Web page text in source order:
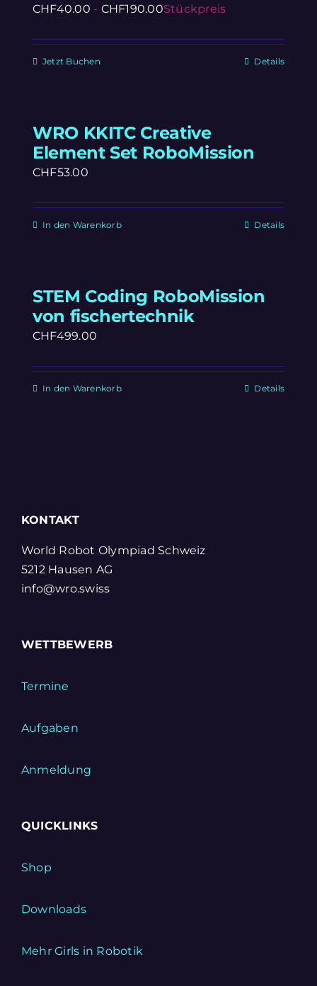
CHF40.00 - CHF190.00Stückpreis
Jetzt Buchen Details
WRO KKITC Creative
Element Set RoboMission
CHF53.00
In den Warenkorb Details
STEM Coding RoboMission
von fischertechnik
CHF499.00
In den Warenkorb Details
KONTAKT
World Robot Olympiad Schweiz
5212 Hausen AG
info@wro.swiss
WETTBEWERB
Termine
Aufgaben
Anmeldung
QUICKLINKS
Shop
Downloads
Mehr Girls in Robotik